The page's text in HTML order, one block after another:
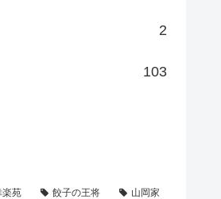
2
103
楽苑 餃子の王将 山岡家